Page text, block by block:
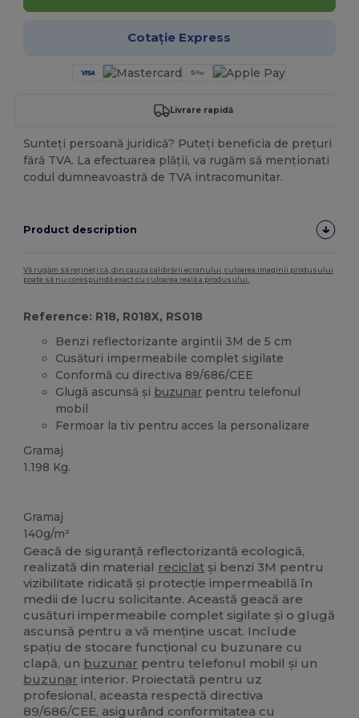
Cotație Express
Livrare rapidă
Sunteți persoană juridică? Puteți beneficia de prețuri
fără TVA. La efectuarea plății, va rugăm să menționati
codul dumneavoastră de TVA intracomunitar.
Product description
Vă rugăm să rețineți că, din cauza calibrării ecranului, culoarea imaginii produsului
poate să nu corespundă exact cu culoarea reală a produsului.
Reference: R18, R018X, RS018
Benzi reflectorizante argintii 3M de 5 cm
Cusături impermeabile complet sigilate
Conformă cu directiva 89/686/CEE
Glugă ascunsă și buzunar pentru telefonul
mobil
Fermoar la tiv pentru acces la personalizare
Gramaj
1.198 Kg.
Gramaj
140g/m²
Geacă de siguranță reflectorizantă ecologică,
realizată din material reciclat și benzi 3M pentru
vizibilitate ridicată și protecție impermeabilă în
medii de lucru solicitante. Această geacă are
cusături impermeabile complet sigilate și o glugă
ascunsă pentru a vă menține uscat. Include
spațiu de stocare funcțional cu buzunare cu
clapă, un buzunar pentru telefonul mobil și un
buzunar interior. Proiectată pentru uz
profesional, aceasta respectă directiva
89/686/CEE, asigurând conformitatea cu